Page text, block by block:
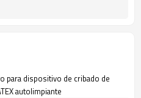
para dispositivo de cribado de
autolimpiante